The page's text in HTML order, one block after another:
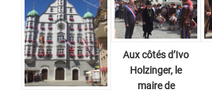
Aux côtés d’Ivo
Holzinger, le
maire de